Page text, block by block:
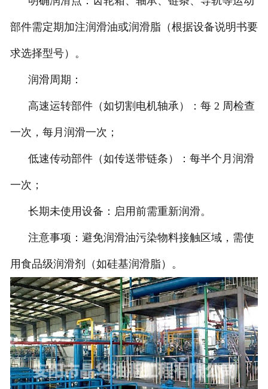
部件需定期加注润滑油或润滑脂（根据设备说明书要
求选择型号）。
润滑周期：
高速运转部件（如切割电机轴承）：每 2 周检查
一次，每月润滑一次；
低速传动部件（如传送带链条）：每半个月润滑
一次；
长期未使用设备：启用前需重新润滑。
注意事项：避免润滑油污染物料接触区域，需使
用食品级润滑剂（如硅基润滑脂）。